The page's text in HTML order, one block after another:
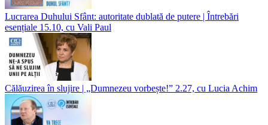
Lucrarea Duhului Sfânt: autoritate dublată de putere | Întrebări
esențiale 15.10, cu Vali Paul
Călăuzirea în slujire | „Dumnezeu vorbește!” 2.27, cu Lucia Achim